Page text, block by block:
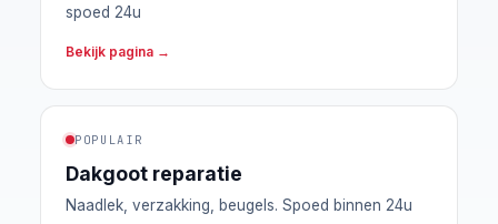
spoed 24u
Bekijk pagina →
POPULAIR
Dakgoot reparatie
Naadlek, verzakking, beugels. Spoed binnen 24u